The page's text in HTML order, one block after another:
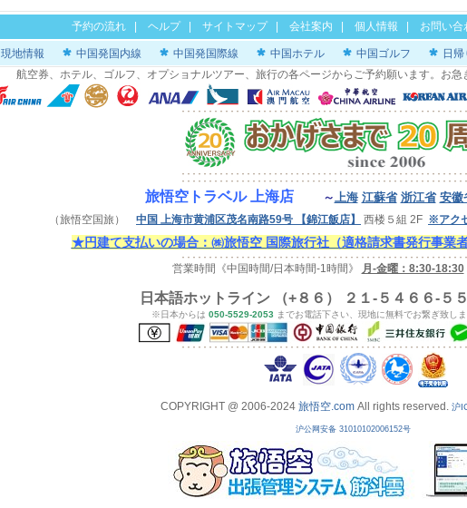
予約の流れ ヘルプ| サイトマップ| 会社案内 個人情報 お問い合
現地情報 中国発国内線 中国発国際線 中国ホテル 中国ゴルフ 日
航空券、ホテル、ゴルフ、オプショナルツアー、旅行の各ページからご予約願います。お急
旅悟空トラベル 上海店 ～上海 江蘇省 浙江省 安徽
（旅悟空国旅） 中国 上海市黄浦区茂名南路59号 【錦江飯店】 西楼５組 2F ※アク
★円建て支払いの場合：㈱旅悟空 国際旅行社（適格請求書発行事業
営業時間《中国時間/日本時間-1時間》 月-金曜：8:30-18:30
日本語ホットライン （+８６） ２１-５４６６-５
※日本からは 050-5529-2053 までお電話下さい、現地に無料でお繋ぎ致し
COPYRIGHT @ 2006-2024 旅悟空.com All rights reserved. 沪
沪公网安备 31010102006152号